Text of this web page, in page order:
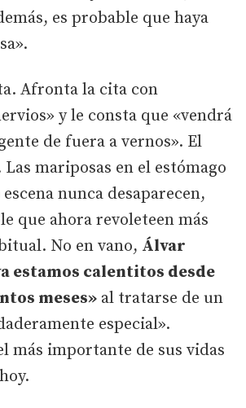
es probable que haya
Afronta la cita con
y le consta que «vendrá
de fuera a vernos». El
mariposas en el estómago
nunca desaparecen,
que ahora revoleteen más
No en vano, Álvar
estamos calentitos desde
meses» al tratarse de un
especial».
más importante de sus vidas